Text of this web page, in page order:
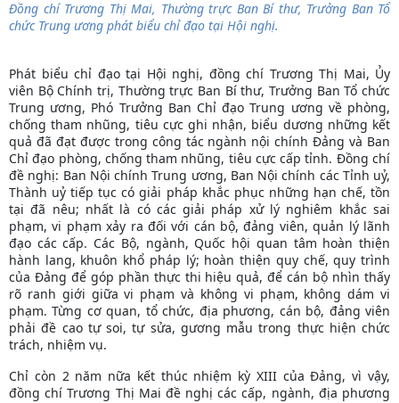
Đồng chí Trương Thị Mai, Thường trực Ban Bí thư, Trưởng Ban Tổ
chức Trung ương phát biểu chỉ đạo tại Hội nghị.
Phát biểu chỉ đạo tại Hội nghị, đồng chí Trương Thị Mai, Ủy
viên Bộ Chính trị, Thường trực Ban Bí thư, Trưởng Ban Tổ chức
Trung ương, Phó Trưởng Ban Chỉ đạo Trung ương về phòng,
chống tham nhũng, tiêu cực ghi nhận, biểu dương những kết
quả đã đạt được trong công tác ngành nội chính Đảng và Ban
Chỉ đạo phòng, chống tham nhũng, tiêu cực cấp tỉnh. Đồng chí
đề nghị: Ban Nội chính Trung ương, Ban Nội chính các Tỉnh uỷ,
Thành uỷ tiếp tục có giải pháp khắc phục những hạn chế, tồn
tại đã nêu; nhất là có các giải pháp xử lý nghiêm khắc sai
phạm, vi phạm xảy ra đối với cán bộ, đảng viên, quản lý lãnh
đạo các cấp. Các Bộ, ngành, Quốc hội quan tâm hoàn thiện
hành lang, khuôn khổ pháp lý; hoàn thiện quy chế, quy trình
của Đảng để góp phần thực thi hiệu quả, để cán bộ nhìn thấy
rõ ranh giới giữa vi phạm và không vi phạm, không dám vi
phạm. Từng cơ quan, tổ chức, địa phương, cán bộ, đảng viên
phải đề cao tự soi, tự sửa, gương mẫu trong thực hiện chức
trách, nhiệm vụ.
Chỉ còn 2 năm nữa kết thúc nhiệm kỳ XIII của Đảng, vì vậy,
đồng chí Trương Thị Mai đề nghị các cấp, ngành, địa phương